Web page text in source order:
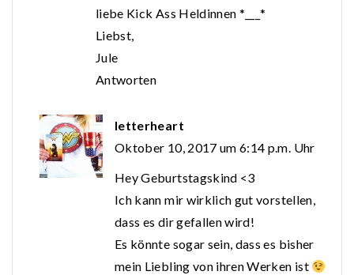
liebe Kick Ass Heldinnen *___*
Liebst,
Jule
Antworten
letterheart
Oktober 10, 2017 um 6:14 p.m. Uhr
Hey Geburtstagskind <3
Ich kann mir wirklich gut vorstellen,
dass es dir gefallen wird!
Es könnte sogar sein, dass es bisher
mein Liebling von ihren Werken ist